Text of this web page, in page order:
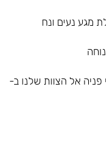
מגע נעים ונח
פניה אל הצוות שלנו ב-